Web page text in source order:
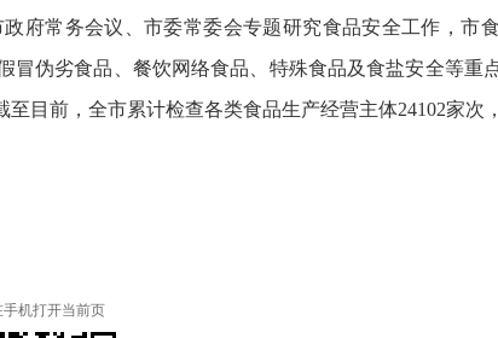
府常务会议、市委常委会专题研究食品安全工作，市
伪劣食品、餐饮网络食品、特殊食品及食盐安全等重
目前，全市累计检查各类食品生产经营主体24102家次
手机打开当前页